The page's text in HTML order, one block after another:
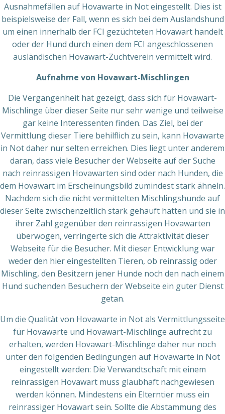
Ausnahmefällen auf Hovawarte in Not eingestellt. Dies ist
beispielsweise der Fall, wenn es sich bei dem Auslandshund
um einen innerhalb der FCI gezüchteten Hovawart handelt
oder der Hund durch einen dem FCI angeschlossenen
ausländischen Hovawart-Zuchtverein vermittelt wird.
Aufnahme von Hovawart-Mischlingen
Die Vergangenheit hat gezeigt, dass sich für Hovawart-
Mischlinge über dieser Seite nur sehr wenige und teilweise
gar keine Interessenten finden. Das Ziel, bei der
Vermittlung dieser Tiere behilflich zu sein, kann Hovawarte
in Not daher nur selten erreichen. Dies liegt unter anderem
daran, dass viele Besucher der Webseite auf der Suche
nach reinrassigen Hovawarten sind oder nach Hunden, die
dem Hovawart im Erscheinungsbild zumindest stark ähneln.
Nachdem sich die nicht vermittelten Mischlingshunde auf
dieser Seite zwischenzeitlich stark gehäuft hatten und sie in
ihrer Zahl gegenüber den reinrassigen Hovawarten
überwogen, verringerte sich die Attraktivität dieser
Webseite für die Besucher. Mit dieser Entwicklung war
weder den hier eingestellten Tieren, ob reinrassig oder
Mischling, den Besitzern jener Hunde noch den nach einem
Hund suchenden Besuchern der Webseite ein guter Dienst
getan.
Um die Qualität von Hovawarte in Not als Vermittlungsseite
für Hovawarte und Hovawart-Mischlinge aufrecht zu
erhalten, werden Hovawart-Mischlinge daher nur noch
unter den folgenden Bedingungen auf Hovawarte in Not
eingestellt werden: Die Verwandtschaft mit einem
reinrassigen Hovawart muss glaubhaft nachgewiesen
werden können. Mindestens ein Elterntier muss ein
reinrassiger Hovawart sein. Sollte die Abstammung des